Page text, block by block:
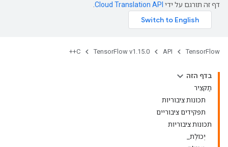
דף זה תורגם על ידי Cloud Translation API
TensorFlow
API
TensorFlow v1.15.0
C++
בדף הזה
תַקצִיר
תכונות ציבוריות
תפקידים ציבוריים
תכונות ציבוריות
יְכוֹלֶת_